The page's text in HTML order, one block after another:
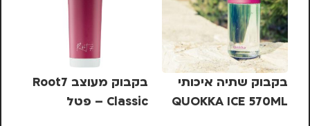
בקבוק שתיה איכותי
QUOKKA ICE 570ML
בקבוק מעוצב Root7
Classic – פטל